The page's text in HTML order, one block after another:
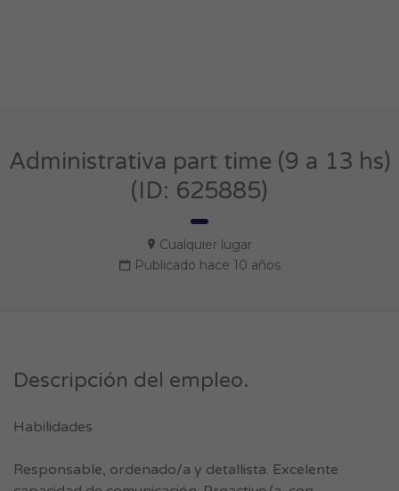
Administrativa part time (9 a 13 hs)
(ID: 625885)
Cualquier lugar
Publicado hace 10 años
Descripción del empleo.
Habilidades
Responsable, ordenado/a y detallista. Excelente